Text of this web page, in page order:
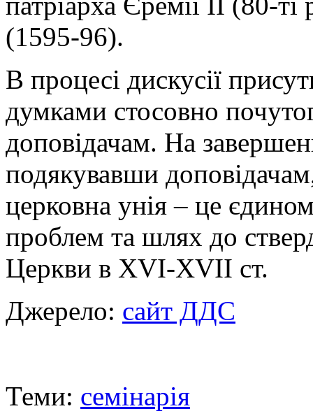
(1595-96).
В процесі дискусії
думками стосовно
доповідачам. На
подякувавши
церковна унія – це
проблем та шлях до
Церкви в XVI-XVII ст.
Джерело: сайт ДДС
Теми: семінарія